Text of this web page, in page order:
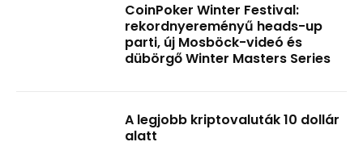
CoinPoker Winter Festival:
rekordnyereményű heads-up
parti, új Mosböck-videó és
dübörgő Winter Masters Series
A legjobb kriptovaluták 10 dollár
alatt